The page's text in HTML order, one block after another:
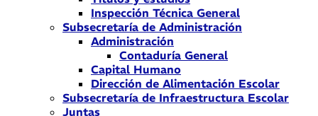
Inspección Técnica General
Subsecretaría de Administración
Administración
Contaduría General
Capital Humano
Dirección de Alimentación Escolar
Subsecretaría de Infraestructura Escolar
Juntas